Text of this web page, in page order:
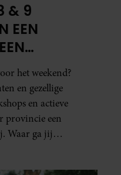
& 9
EEN
het weekend?
en gezellige
en actieve
provincie een
Waar ga jij